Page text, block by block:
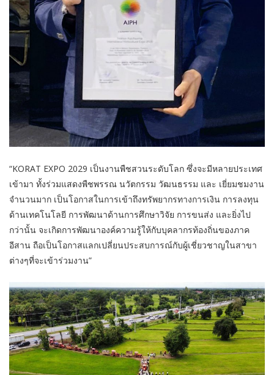
“KORAT EXPO 2029 เป็นงานพืชสวนระดับโลก ซึ่งจะมีหลายประเทศ
เข้ามา ทั้งร่วมแสดงพืชพรรณ นวัตกรรม วัฒนธรรม และ เยี่ยมชมงาน
จำนวนมาก เป็นโอกาสในการเข้าถึงทรัพยากรทางการเงิน การลงทุน
ด้านเทคโนโลยี การพัฒนาด้านการศึกษาวิจัย การขนส่ง และยิ่งไป
กว่านั้น จะเกิดการพัฒนาองค์ความรู้ให้กับบุคลากรท้องถิ่นของภาค
อีสาน ถือเป็นโอกาสแลกเปลี่ยนประสบการณ์กับผู้เชี่ยวชาญในสาขา
ต่างๆที่จะเข้าร่วมงาน”